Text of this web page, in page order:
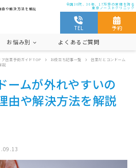
や解決方法を解説
全国36院、36年、17万件の実積を誇る
東京ノーストクリニック
TEL 予約
真性包茎
お悩み別
コンドーム 傷跡(手術跡)
よくあるご質問
ア包茎手術ガイドTOP お役立ち記事一覧
包茎だとコンドーム
説
ームが外れやすいの
由や解決方法を解説